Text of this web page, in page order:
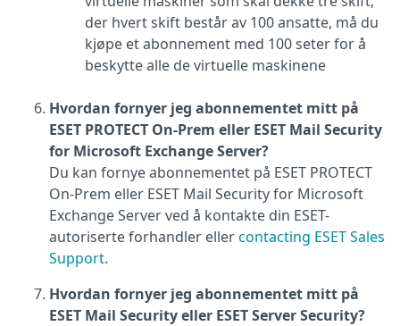
der hvert skift består av 100 ansatte, må du
kjøpe et abonnement med 100 seter for å
beskytte alle de virtuelle maskinene
Hvordan fornyer jeg abonnementet mitt på
ESET PROTECT On-Prem eller ESET Mail Security
for Microsoft Exchange Server?
Du kan fornye abonnementet på ESET PROTECT
On-Prem eller ESET Mail Security for Microsoft
Exchange Server ved å kontakte din ESET-
autoriserte forhandler ellercontacting ESET Sales
Support.
Hvordan fornyer jeg abonnementet mitt på
ESET Mail Security eller ESET Server Security?